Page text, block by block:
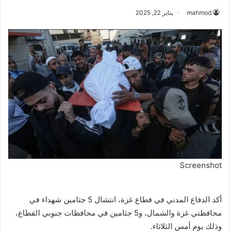
mahmod يناير 22, 2025
Screenshot
أكد الدفاع المدني في قطاع غزة، انتشال 5 جثامين شهداء في
محافظتي غزة والشمال، و5 جثامين في محافظات جنوبي القطاع،
وذلك يوم أمس الثلاثاء.